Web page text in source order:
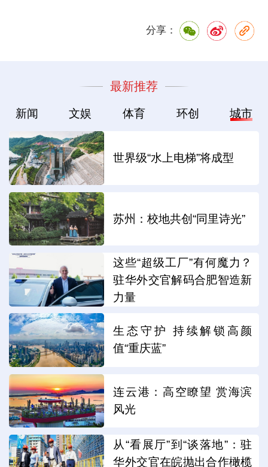
分享：
最新推荐
新闻 文娱 体育 环创 城市
世界级“水上电梯”将成型
苏州：校地共创“同里诗光”
这些“超级工厂”有何魔力？
驻华外交官解码合肥智造新
力量
生态守护 持续解锁高颜
值“重庆蓝”
连云港：高空瞭望 赏海滨
风光
从“看展厅”到“谈落地”：驻
华外交官在皖抛出合作橄榄